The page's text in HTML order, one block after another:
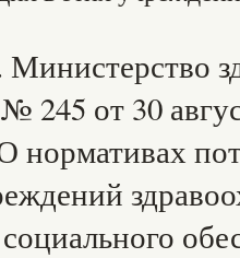
от 30
нормативах